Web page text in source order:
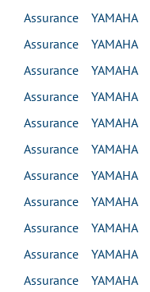
Assurance YAMAHA
Assurance YAMAHA
Assurance YAMAHA
Assurance YAMAHA
Assurance
Assurance
Assurance
Assurance YAMAHA
Assurance
Assurance
Assurance